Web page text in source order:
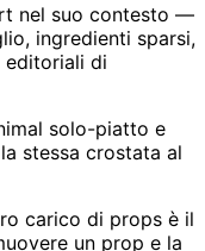
nel suo contesto —
ingredienti sparsi,
editoriali di
solo-piatto e
stessa crostata al
carico di props è il
un prop e la